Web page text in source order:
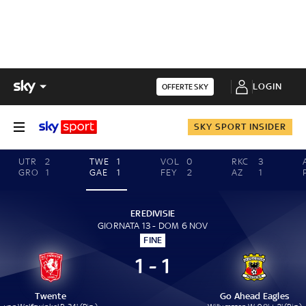
OFFERTE SKY LOGIN
SKY SPORT INSIDER
UTR
2
GRO
1
TWE
1
GAE
1
VOL
0
FEY
2
RKC
3
AZ
1
EREDIVISIE
GIORNATA 13 - DOM 6 NOV
FINE
Twente
1 - 1
Go Ahead Eagles